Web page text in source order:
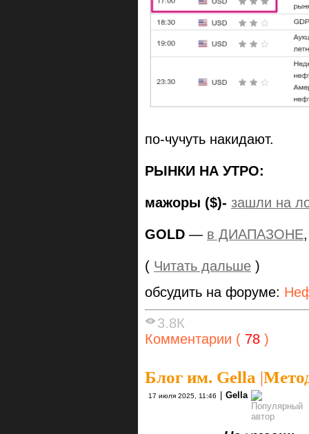
по-чучуть накидают.
РЫНКИ НА УТРО:
мажоры ($)- зашли на
GOLD — в ДИАПАЗОНЕ
( Читать дальше )
обсудить на форуме:
3.8К
Комментарии ( 78 )
Блог им. Gella |
17 июля 2025, 11:46 | Gella